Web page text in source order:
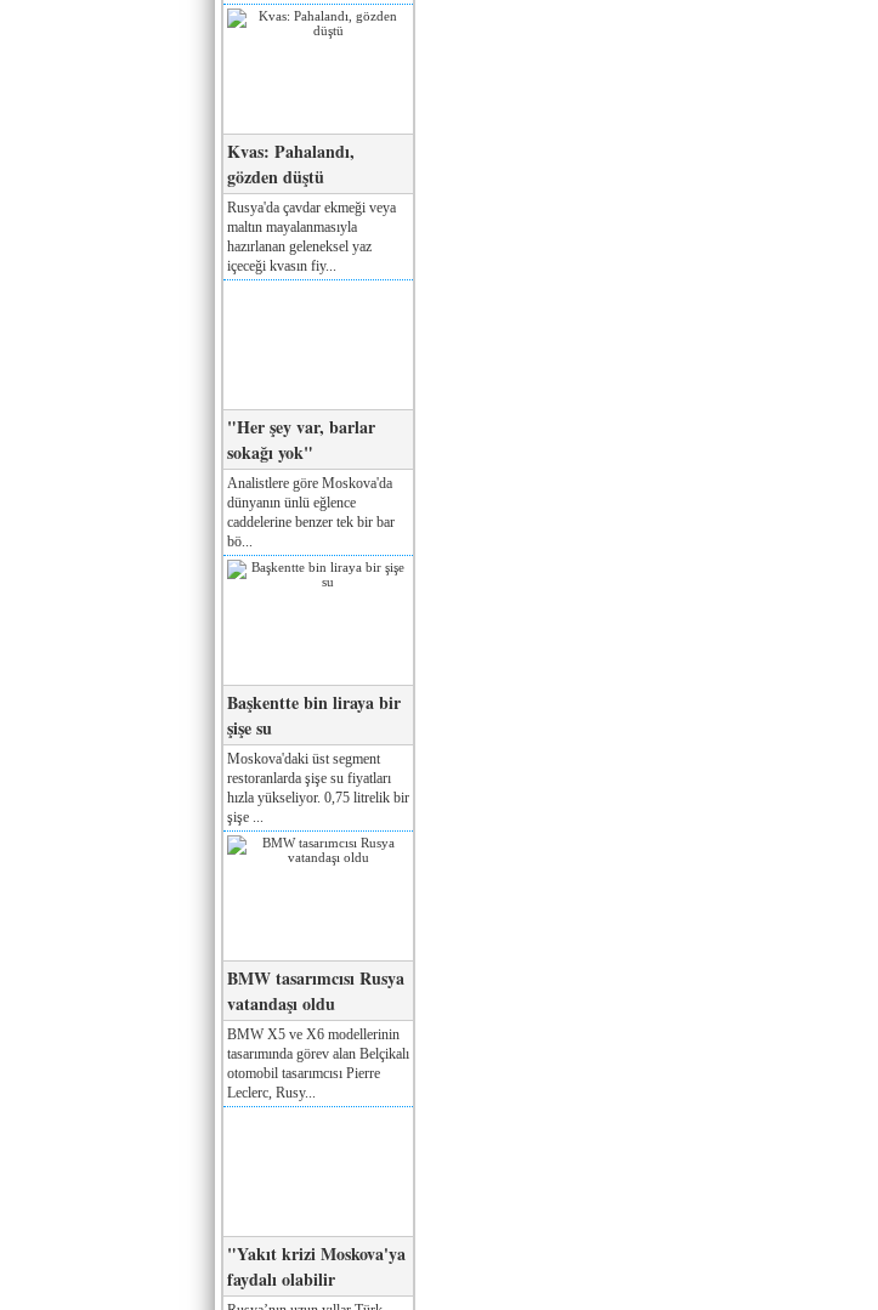
Kvas: Pahalandı,
gözden düştü
Rusya'da çavdar ekmeği veya
maltın mayalanmasıyla
hazırlanan geleneksel yaz
içeceği kvasın fiy...
"Her şey var, barlar
sokağı yok"
Analistlere göre Moskova'da
dünyanın ünlü eğlence
caddelerine benzer tek bir bar
bö...
Başkentte bin liraya bir
şişe su
Moskova'daki üst segment
restoranlarda şişe su fiyatları
hızla yükseliyor. 0,75 litrelik bir
şişe ...
BMW tasarımcısı Rusya
vatandaşı oldu
BMW X5 ve X6 modellerinin
tasarımında görev alan Belçikalı
otomobil tasarımcısı Pierre
Leclerc, Rusy...
"Yakıt krizi Moskova'ya
faydalı olabilir